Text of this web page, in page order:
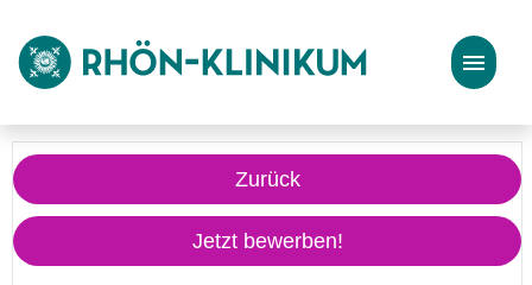
Stellenangebote
Bewerbungstipps
Zurück
Jetzt bewerben!